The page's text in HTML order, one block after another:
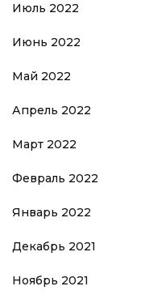
Июль 2022
Июнь 2022
Май 2022
Апрель 2022
Март 2022
Февраль 2022
Январь 2022
Декабрь 2021
Ноябрь 2021